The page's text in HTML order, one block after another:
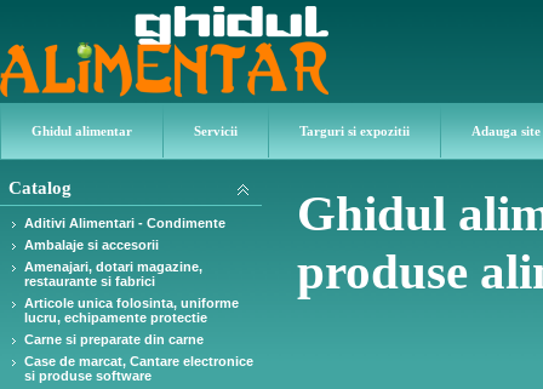
Ghidul alimentar Servicii Targuri si expozitii Adauga site
Catalog
Aditivi Alimentari - Condimente
Ambalaje si accesorii
Amenajari, dotari magazine,
restaurante si fabrici
Articole unica folosinta, uniforme
lucru, echipamente protectie
Carne si preparate din carne
Case de marcat, Cantare electronice
si produse software
Ghidul
produse